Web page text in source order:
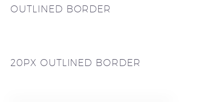
OUTLINED BORDER
20PX OUTLINED BORDER